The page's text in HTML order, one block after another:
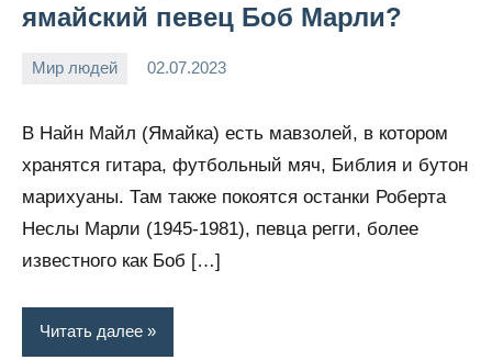
ямайский певец Боб Марли?
Мир людей 02.07.2023
Snow_owl
В Найн Майл (Ямайка) есть мавзолей, в котором
хранятся гитара, футбольный мяч, Библия и бутон
марихуаны. Там также покоятся останки Роберта
Неслы Марли (1945-1981), певца регги, более
известного как Боб […]
Читать далее